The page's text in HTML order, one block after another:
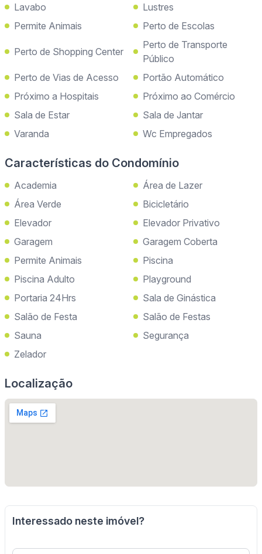
Lavabo
Lustres
Permite Animais
Perto de Escolas
Perto de Shopping Center
Perto de Transporte
Público
Perto de Vias de Acesso
Portão Automático
Próximo a Hospitais
Próximo ao Comércio
Sala de Estar
Sala de Jantar
Varanda
Wc Empregados
Características do Condomínio
Academia
Área de Lazer
Área Verde
Bicicletário
Elevador
Elevador Privativo
Garagem
Garagem Coberta
Permite Animais
Piscina
Piscina Adulto
Playground
Portaria 24Hrs
Sala de Ginástica
Salão de Festa
Salão de Festas
Sauna
Segurança
Zelador
Localização
Interessado neste imóvel?